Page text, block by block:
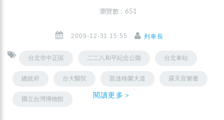
瀏覽數 : 651
2009-12-31 15:55 列車長
台北市中正區 二二八和平紀念公園 台北車站
總統府 台大醫院 凱達格蘭大道 露天音樂臺
國立台灣博物館 閱讀更多＞